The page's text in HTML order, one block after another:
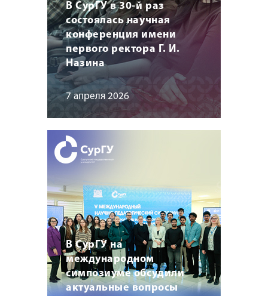
В СурГУ в 30-й раз
состоялась научная
конференция имени
первого ректора Г. И.
Назина
7 апреля 2026
В СурГУ на
международном
симпозиуме обсудили
актуальные вопросы